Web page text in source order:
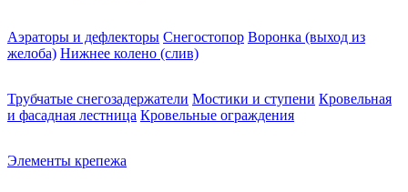
Аэраторы и дефлекторы Снегостопор Воронка (выход из
желоба) Нижнее колено (слив)
Трубчатые снегозадержатели Мостики и ступени Кровельная
и фасадная лестница Кровельные ограждения
Элементы крепежа